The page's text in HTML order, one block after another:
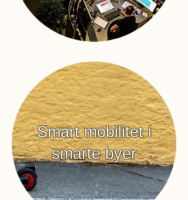
Smart mobilitet i
smarte byer